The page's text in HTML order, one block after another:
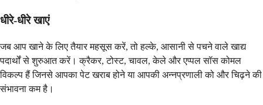
धीरे-धीरे खाएं
जब आप खाने के लिए तैयार महसूस करें, तो हल्के, आसानी से पचने वाले खाद्य
पदार्थों से शुरुआत करें। क्रैकर, टोस्ट, चावल, केले और एप्पल सॉस कोमल
विकल्प हैं जिनसे आपका पेट खराब होने या आपकी अन्नप्रणाली को और चिढ़ने की
संभावना कम है।